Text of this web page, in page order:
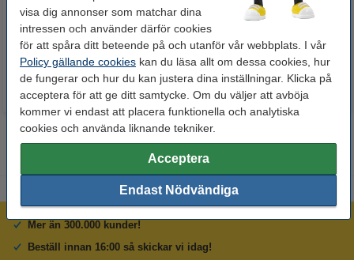
visa dig annonser som matchar dina
intressen och använder därför cookies
för att spåra ditt beteende på och utanför vår webbplats. I vår
Policy gällande cookies kan du läsa allt om dessa cookies, hur
de fungerar och hur du kan justera dina inställningar. Klicka på
acceptera för att ge ditt samtycke. Om du väljer att avböja
kommer vi endast att placera funktionella och analytiska
cookies och använda liknande tekniker.
Acceptera
Endast Nödvändiga
60 kr
Mer än 300.000 kunder!
Beställ innan 16:00 så skickar vi idag!